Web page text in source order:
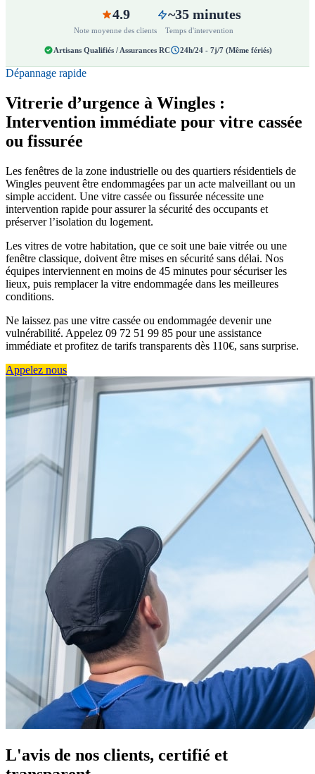
4.9
Note moyenne des clients
~35 minutes
Temps d'intervention
Artisans Qualifiés / Assurances RC 24h/24 - 7j/7 (Même fériés)
Dépannage rapide
Vitrerie d’urgence à Wingles :
Intervention immédiate pour vitre cassée
ou fissurée
Les fenêtres de la zone industrielle ou des quartiers résidentiels de
Wingles peuvent être endommagées par un acte malveillant ou un
simple accident. Une vitre cassée ou fissurée nécessite une
intervention rapide pour assurer la sécurité des occupants et
préserver l’isolation du logement.
Les vitres de votre habitation, que ce soit une baie vitrée ou une
fenêtre classique, doivent être mises en sécurité sans délai. Nos
équipes interviennent en moins de 45 minutes pour sécuriser les
lieux, puis remplacer la vitre endommagée dans les meilleures
conditions.
Ne laissez pas une vitre cassée ou endommagée devenir une
vulnérabilité. Appelez 09 72 51 99 85 pour une assistance
immédiate et profitez de tarifs transparents dès 110€, sans surprise.
Appelez nous
L'avis de nos clients, certifié et